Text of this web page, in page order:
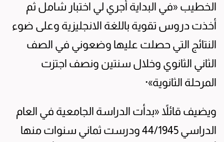
الخطيب «في البداية أجري لي اختبار شامل ثم
أخذت دروس تقوية باللغة الانجليزية وعلى ضوء
النتائج التي حصلت عليها وضعوني في الصف
الثاني الثانوي وخلال سنتين ونصف اجتزت
المرحلة الثانوية»·
ويضيف قائلاً «بدأت الدراسة الجامعية في العام
الدراسي 44/1945 ودرست ثماني سنوات منها